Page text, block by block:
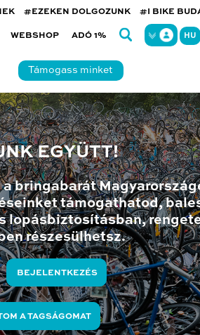
#EZEKEN DOLGOZUNK #I BIKE
WEBSHOP ADÓ 1% HU
Támogass minket
EGYÜTT!
bringabarát
támogathatod,
lopásbiztosításban,
részesülhetsz.
BEJELENTKEZÉS
A TAGSÁGOMAT